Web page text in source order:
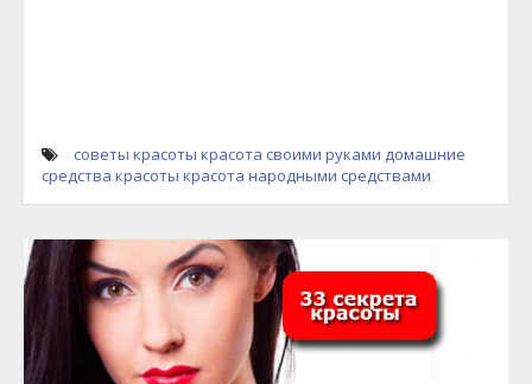
советы красоты красота своими руками домашние
средства красоты красота народными средствами